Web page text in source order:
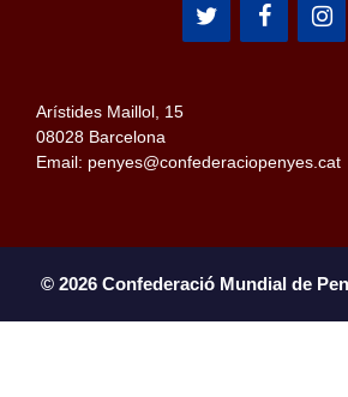
Arístides Maillol, 15
08028 Barcelona
Email: penyes@confederaciopenyes.cat
© 2026 Confederació Mundial de